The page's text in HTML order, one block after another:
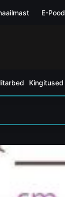
E-Pood
Kingitused